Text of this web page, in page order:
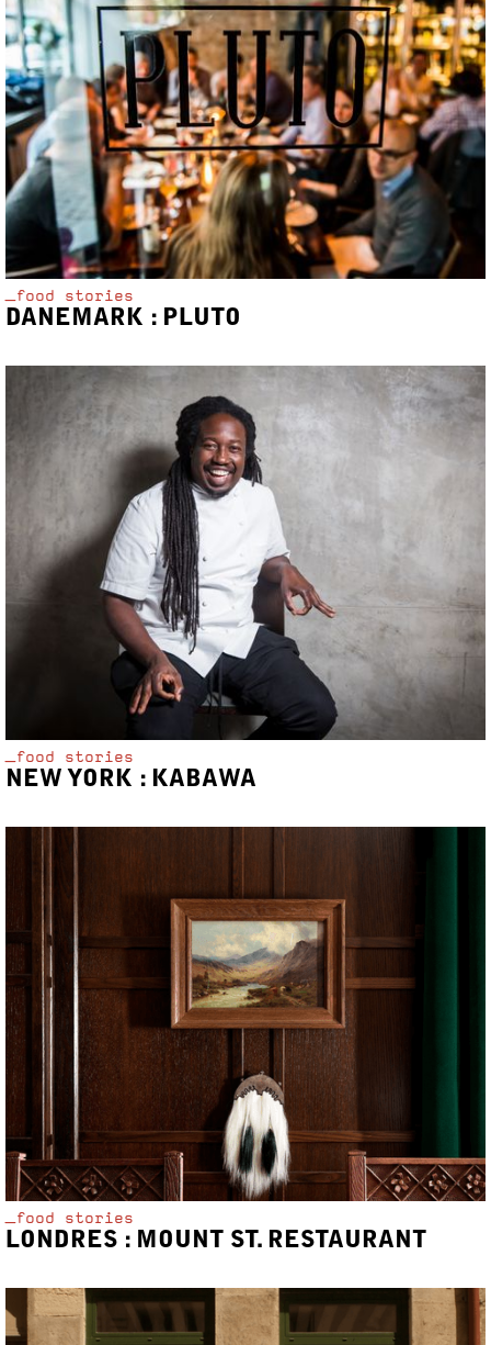
_food stories
DANEMARK : PLUTO
_food stories
NEW YORK : KABAWA
_food stories
LONDRES : MOUNT ST. RESTAURANT